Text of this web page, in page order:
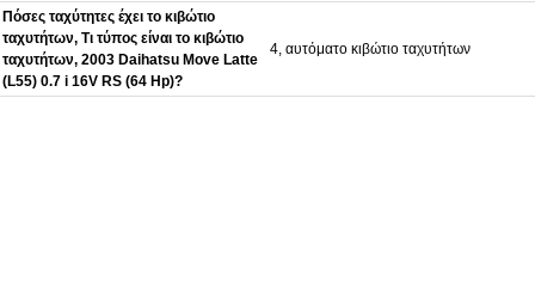
Πόσες ταχύτητες έχει το κιβώτιο
ταχυτήτων, Τι τύπος είναι το κιβώτιο
ταχυτήτων, 2003 Daihatsu Move Latte
(L55) 0.7 i 16V RS (64 Hp)?
4, αυτόματο κιβώτιο ταχυτήτων